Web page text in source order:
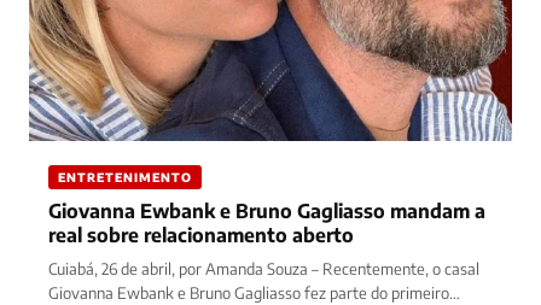
ENTRETENIMENTO
Giovanna Ewbank e Bruno Gagliasso mandam a
real sobre relacionamento aberto
Cuiabá, 26 de abril, por Amanda Souza – Recentemente, o casal
Giovanna Ewbank e Bruno Gagliasso fez parte do primeiro…